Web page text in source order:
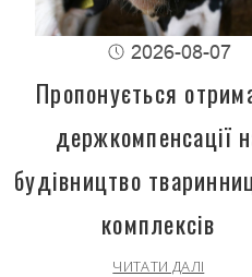
2026-08-07
Пропонується
держкомпенсації
будівництво
комплексів
ЧИТАТИ ДАЛІ